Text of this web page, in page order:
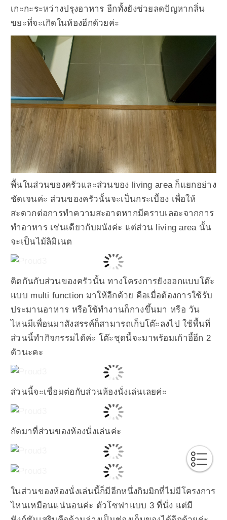
เกะกะระหว่างปรุงอาหาร อีกทั้งยังช่วยลดปัญหากลิ่น
ขยะที่จะเกิดในห้องอีกด้วยค่ะ
พื้นในส่วนของครัวและส่วนของ living area ก็แยกอย่าง
ชัดเจนค่ะ ส่วนของครัวนั้นจะเป็นกระเบื้อง เพื่อให้
สะดวกต่อการทำความสะอาดหากมีคราบเลอะจากการ
ทำอาหาร เช่นเดียวกับผนังค่ะ แต่ส่วน living area นั้น
จะเป็นไม้ลิมิเนต
ติดกันกับส่วนของครัวนั้น ทางโครงการยังออกแบบโต๊ะ
แบบ multi function มาให้อีกด้วย คือเมื่อต้องการใช้รับ
ประมานอาหาร หรือใช้ทำงานก็กางขึ้นมา หรือ วัน
ไหนมีเพื่อนมาสังสรรค์ก็สามารถเก็บโต๊ะลงไป ใช้พื้นที่
ส่วนนี้ทำกิจกรรมได้ค่ะ โต๊ะชุดนี้จะมาพร้อมเก้าอี้อีก 2
ตัวนะคะ
ส่วนนี้จะเชื่อมต่อกับส่วนห้องนั่งเล่นเลยค่ะ
ถัดมาที่ส่วนของห้องนั่งเล่นค่ะ
ในส่วนของห้องนั่งเล่นนี้ก็มีอีกหนึ่งกิมมิกที่ไม่มีโครงการ
ไหนเหมือนแน่นอนค่ะ ตัวโซฟาแบบ 3 ที่นั่ง แต่มี